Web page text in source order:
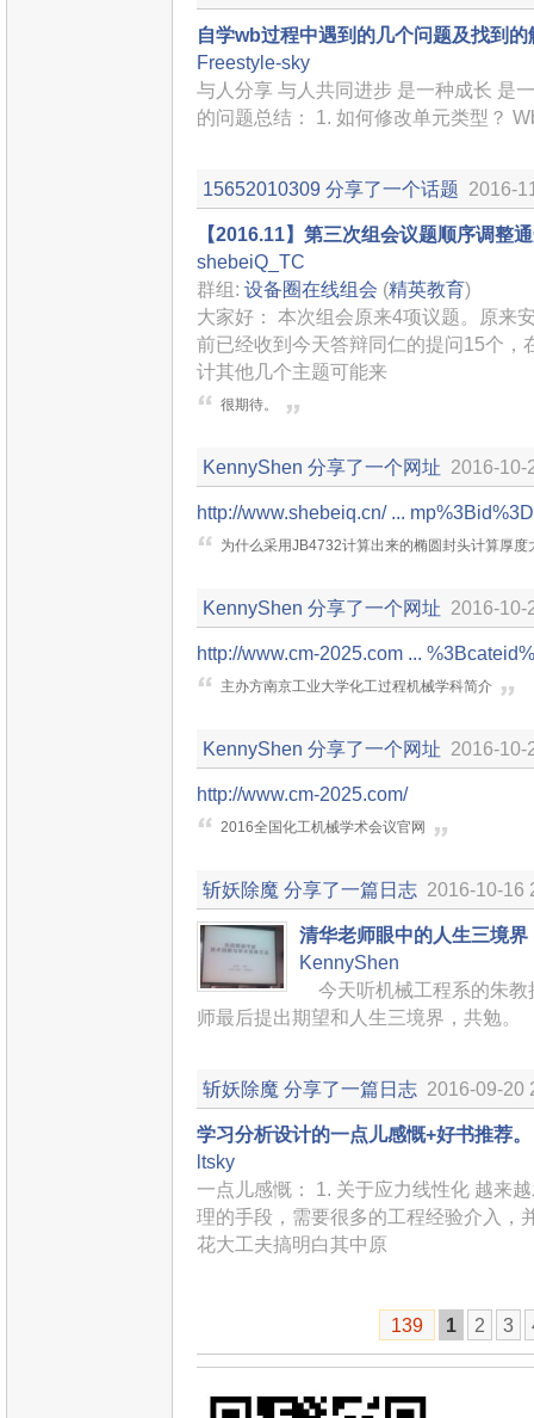
自学wb过程中遇到的几个问题及找到
Freestyle-sky
与人分享 与人共同进步 是一种成长 是
的问题总结： 1. 如何修改单元类型？
15652010309 分享了一个话题 2016-
【2016.11】第三次组会议题顺序调整
shebeiQ_TC
群组: 设备圈在线组会 (精英教育)
大家好： 本次组会原来4项议题。原来
前已经收到今天答辩同仁的提问15个，
计其他几个主题可能来
很期待。
KennyShen 分享了一个网址 2016-10-
http://www.shebeiq.cn/ ...
为什么采用JB4732计算出来的椭圆封头计算厚
KennyShen 分享了一个网址 2016-10-
http://www.cm-2025.com ...
主办方南京工业大学化工过程机械学科简介
KennyShen 分享了一个网址 2016-10-
http://www.cm-2025.com/
2016全国化工机械学术会议官网
斩妖除魔 分享了一篇日志 2016-10-16
清华老师眼中的人生三境界
KennyShen
今天听机械工程系的朱教
师最后提出期望和人生三境界，共勉。
斩妖除魔 分享了一篇日志 2016-09-20
学习分析设计的一点儿感慨+好书推荐。
ltsky
一点儿感慨： 1. 关于应力线性化 越来
理的手段，需要很多的工程经验介入，
花大工夫搞明白其中原
139 1 2 3